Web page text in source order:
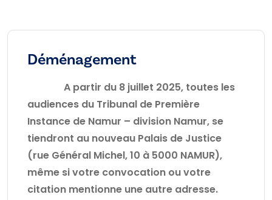
Déménagement
A partir du 8 juillet 2025, toutes les
audiences du Tribunal de Première
Instance de Namur – division Namur, se
tiendront au nouveau Palais de Justice
(rue Général Michel, 10 à 5000 NAMUR),
même si votre convocation ou votre
citation mentionne une autre adresse.